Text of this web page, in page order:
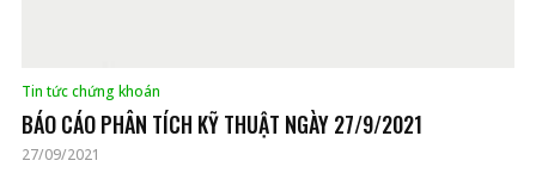
Tin tức chứng khoán
BÁO CÁO PHÂN TÍCH KỸ THUẬT NGÀY 27/9/2021
27/09/2021